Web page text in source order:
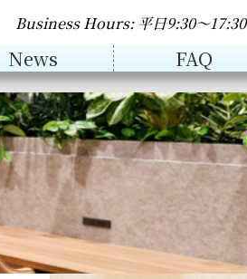
Business Hours: 平日9:30～17:30
News FAQ